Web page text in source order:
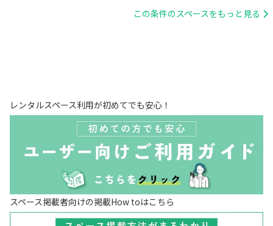
この条件のスペースをもっと見る
レンタルスペース利用が初めてでも安心！
スペース掲載者向けの掲載How toはこちら